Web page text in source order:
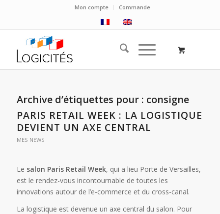
Mon compte Commande
Archive d’étiquettes pour : consigne
PARIS RETAIL WEEK : LA LOGISTIQUE
DEVIENT UN AXE CENTRAL
MES NEWS
Le salon Paris Retail Week, qui a lieu Porte de Versailles,
est le rendez-vous incontournable de toutes les
innovations autour de l’e-commerce et du cross-canal.
La logistique est devenue un axe central du salon. Pour